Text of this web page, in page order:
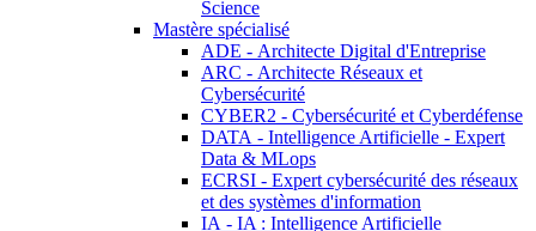
Science
Mastère spécialisé
ADE - Architecte Digital d'Entreprise
ARC - Architecte Réseaux et
Cybersécurité
CYBER2 - Cybersécurité et Cyberdéfense
DATA - Intelligence Artificielle - Expert
Data & MLops
ECRSI - Expert cybersécurité des réseaux
et des systèmes d'information
IA - IA : Intelligence Artificielle